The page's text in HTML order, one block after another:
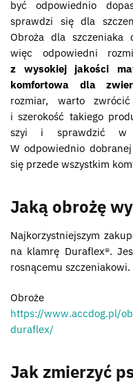
być odpowiednio
sprawdzi się dla
Obroża dla szczeniaka
więc odpowiedni
z wysokiej jakości
komfortowa dla
rozmiar, warto
i szerokość takiego
szyi i sprawdzić w
W odpowiednio
się przede wszystkim
Jaką obrożę
Najkorzystniejszym
na klamrę Duraflex®.
rosnącemu szczeniakowi.
Obroże
https://www.accdog.pl/
duraflex/
Jak zmierzyć